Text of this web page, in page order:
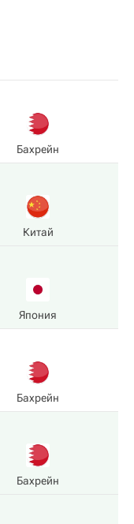
Бахрейн
Китай
Япония
Бахрейн
Бахрейн